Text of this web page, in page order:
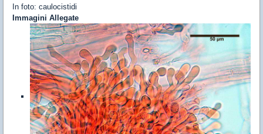
In foto: caulocistidi
Immagini Allegate